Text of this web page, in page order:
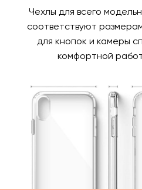
Чехлы для всего
соответствуют
для кнопок и камеры
комфортной